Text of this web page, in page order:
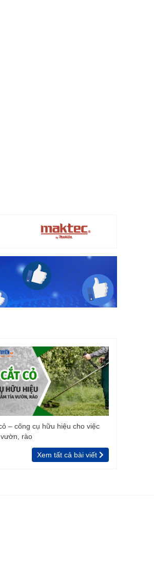
– công cụ hữu hiệu cho việc
rào
Xem tất cả bài viết